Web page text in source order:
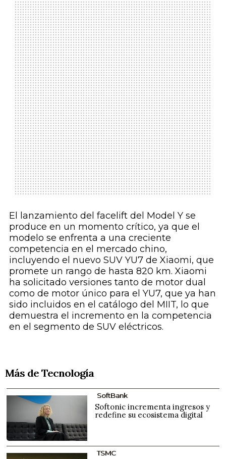
El lanzamiento del facelift del Model Y se
produce en un momento crítico, ya que el
modelo se enfrenta a una creciente
competencia en el mercado chino,
incluyendo el nuevo SUV YU7 de Xiaomi, que
promete un rango de hasta 820 km. Xiaomi
ha solicitado versiones tanto de motor dual
como de motor único para el YU7, que ya han
sido incluidos en el catálogo del MIIT, lo que
demuestra el incremento en la competencia
en el segmento de SUV eléctricos.
Más de Tecnología
SoftBank
Softonic incrementa ingresos y
redefine su ecosistema digital
TSMC